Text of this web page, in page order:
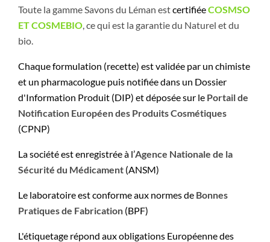
Toute la gamme Savons du Léman estcertifiéeCOSMSO
ET COSMEBIO, ce qui est la garantie du Naturel et du
bio.
Chaque formulation (recette) estvalidée par un chimiste
et un pharmacologue puis notifiée dans un Dossier
d'Information Produit (DIP) etdéposée sur le Portail de
Notification Européen des Produits Cosmétiques
(CPNP)
La société est enregistrée à l’Agence Nationale de la
Sécurité du Médicament (ANSM)
Le laboratoire est conforme aux normes de Bonnes
Pratiques de Fabrication (BPF)
L'étiquetage répond aux obligations Européenne des